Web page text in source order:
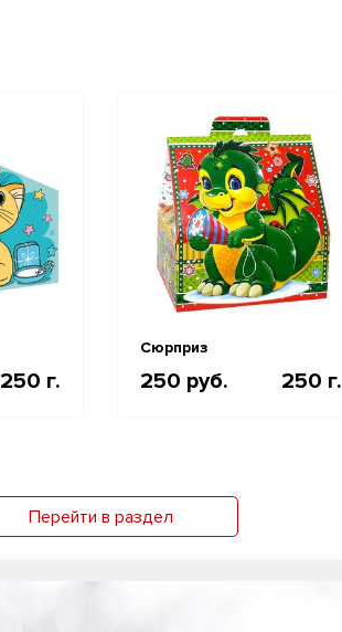
250 г.
Сюрприз
250 руб. 250 г.
Перейти в раздел